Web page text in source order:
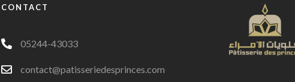
CONTACT
05244-43033
contact@patisseriedesprinces.com